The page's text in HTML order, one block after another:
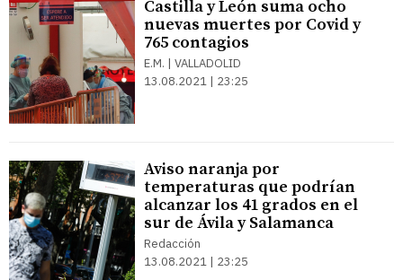
Castilla y León suma ocho
nuevas muertes por Covid y
765 contagios
E.M. | VALLADOLID
13.08.2021 | 23:25
Aviso naranja por
temperaturas que podrían
alcanzar los 41 grados en el
sur de Ávila y Salamanca
Redacción
13.08.2021 | 23:25